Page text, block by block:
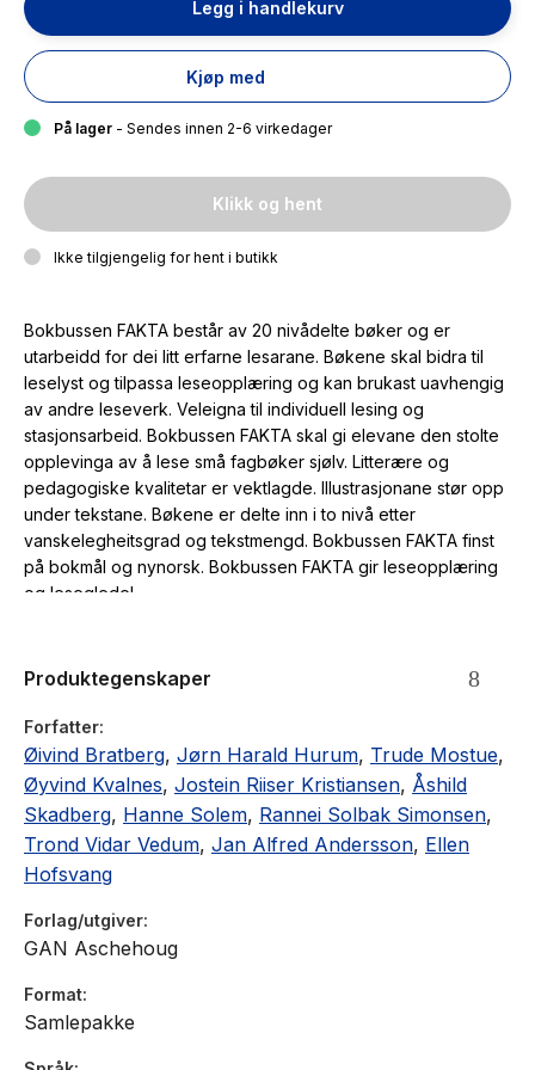
Legg i handlekurv
Kjøp med
På lager - Sendes innen 2-6 virkedager
Klikk og hent
Ikke tilgjengelig for hent i butikk
Bokbussen FAKTA består av 20 nivådelte bøker og er
utarbeidd for dei litt erfarne lesarane. Bøkene skal bidra til
leselyst og tilpassa leseopplæring og kan brukast uavhengig
av andre leseverk. Veleigna til individuell lesing og
stasjonsarbeid. Bokbussen FAKTA skal gi elevane den stolte
opplevinga av å lese små fagbøker sjølv. Litterære og
pedagogiske kvalitetar er vektlagde. Illustrasjonane stør opp
under tekstane. Bøkene er delte inn i to nivå etter
vanskelegheitsgrad og tekstmengd. Bokbussen FAKTA finst
på bokmål og nynorsk. Bokbussen FAKTA gir leseopplæring
og leseglede!
Produktegenskaper
Forfatter
Øivind Bratberg, Jørn Harald Hurum, Trude Mostue,
Øyvind Kvalnes, Jostein Riiser Kristiansen, Åshild
Skadberg, Hanne Solem, Rannei Solbak Simonsen,
Trond Vidar Vedum, Jan Alfred Andersson, Ellen
Hofsvang
Forlag/utgiver
GAN Aschehoug
Format
Samlepakke